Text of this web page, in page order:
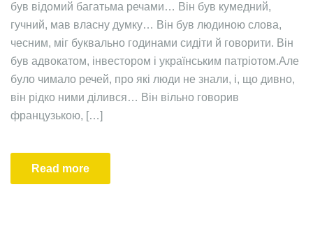
був відомий багатьма речами… Він був кумедний,
гучний, мав власну думку… Він був людиною слова,
чесним, міг буквально годинами сидіти й говорити. Він
був адвокатом, інвестором і українським патріотом.Але
було чимало речей, про які люди не знали, і, що дивно,
він рідко ними ділився… Він вільно говорив
французькою, […]
Read more